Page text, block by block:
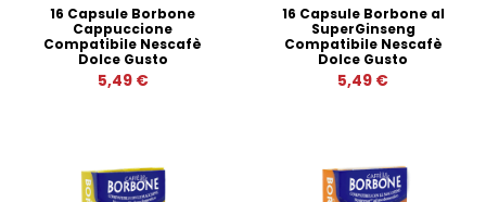
16 Capsule Borbone
Cappuccione
Compatibile Nescafè
Dolce Gusto
5,49 €
16 Capsule Borbone al
SuperGinseng
Compatibile Nescafè
Dolce Gusto
5,49 €